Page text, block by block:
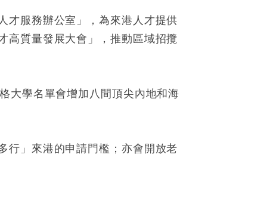
才服務辦公室」，為來港人才提供
高質量發展大會」，推動區域招攬
大學名單會增加八間頂尖內地和海
行」來港的申請門檻；亦會開放老